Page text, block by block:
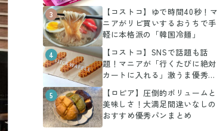
3
【コストコ】ゆで時間40秒！マ
ニアがリピ買いするおうちで手
軽に本格派の「韓国冷麺」
4
【コストコ】SNSで話題も話
題！マニアが「行くたびに絶対
カートに入れる」激うま優秀グ
5
【ロピア】圧倒的ボリュームと
美味しさ！大満足間違いなしの
おすすめ優秀パンまとめ